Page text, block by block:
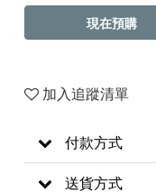
現在預購
加入追蹤清單
付款方式
送貨方式